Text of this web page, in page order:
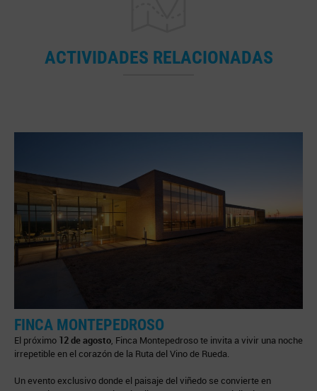
ACTIVIDADES RELACIONADAS
FINCA MONTEPEDROSO
El próximo 12 de agosto, Finca Montepedroso te invita a vivir una noche
irrepetible en el corazón de la Ruta del Vino de Rueda.
Un evento exclusivo donde el paisaje del viñedo se convierte en